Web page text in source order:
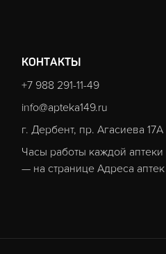
КОНТАКТЫ
+7 988 291-11-49
info@apteka149.ru
г. Дербент, пр. Агасиева 17А
Часы работы каждой аптеки
— на странице Адреса аптек